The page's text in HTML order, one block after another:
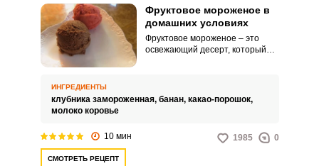
ингредиентам: Клубнику можно
брать свежую или
замороженную.Совет по
процессу приготовления:Можно
замораживать отдельно по
Фруктовое мороженое в
домашних условиях
Фруктовое мороженое – это
освежающий десерт, который
мороженого предполагает
использование свежих фруктов,
ИНГРЕДИЕНТЫ
клубника замороженная, банан, какао-порошок,
молоко коровье
10 мин 1985 0
СМОТРЕТЬ РЕЦЕПТ